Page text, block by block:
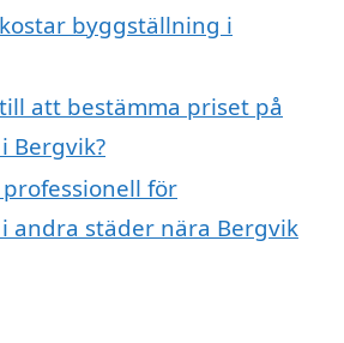
byggställning i
att bestämma priset på
Bergvik?
för
andra städer nära Bergvik